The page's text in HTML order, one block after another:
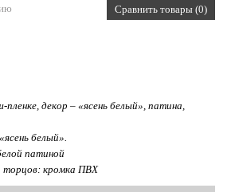
Сравнить товары (0)
декор – «ясень белый», патина,
белый».
патиной
кромка ПВХ